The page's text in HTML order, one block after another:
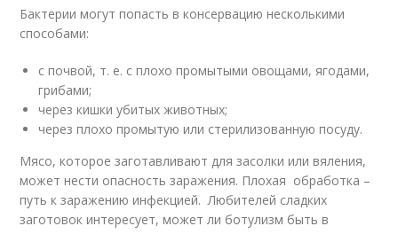
Бактерии могут попасть в консервацию несколькими
способами:
с почвой, т. е. с плохо промытыми овощами, ягодами,
грибами;
через кишки убитых животных;
через плохо промытую или стерилизованную посуду.
Мясо, которое заготавливают для засолки или вяления,
может нести опасность заражения. Плохая обработка –
путь к заражению инфекцией. Любителей сладких
заготовок интересует, может ли ботулизм быть в